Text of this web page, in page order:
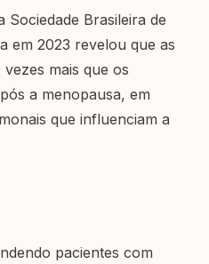
Sociedade Brasileira de
em 2023 revelou que as
mais que os
a menopausa, em
que influenciam a
pacientes com